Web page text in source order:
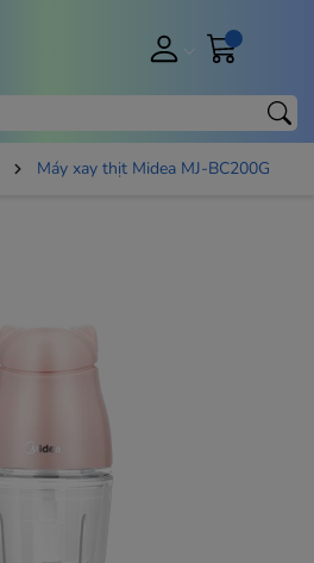
Máy xay thịt Midea MJ-BC200G